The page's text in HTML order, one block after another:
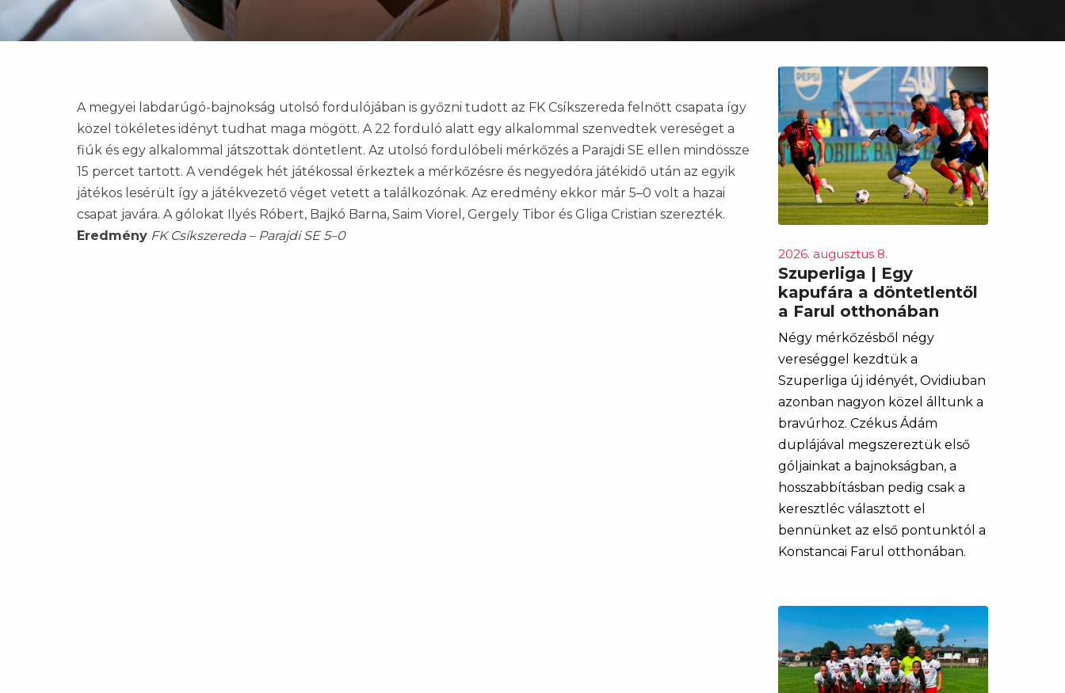
A megyei labdarúgó-bajnokság utolsó fordulójában is győzni tudott az FK Csíkszereda felnőtt csapata így
közel tökéletes idényt tudhat maga mögött. A 22 forduló alatt egy alkalommal szenvedtek vereséget a
fiúk és egy alkalommal játszottak döntetlent. Az utolsó fordulóbeli mérkőzés a Parajdi SE ellen mindössze
15 percet tartott. A vendégek hét játékossal érkeztek a mérkőzésre és negyedóra játékidő után az egyik
játékos lesérült így a játékvezető véget vetett a találkozónak. Az eredmény ekkor már 5–0 volt a hazai
csapat javára. A gólokat Ilyés Róbert, Bajkó Barna, Saim Viorel, Gergely Tibor és Gliga Cristian szerezték.
Eredmény FK Csíkszereda – Parajdi SE 5–0
2026. augusztus 8.
Szuperliga | Egy
kapufára a döntetlentől
a Farul otthonában
Négy mérkőzésből négy
vereséggel kezdtük a
Szuperliga új idényét, Ovidiuban
azonban nagyon közel álltunk a
bravúrhoz. Czékus Ádám
duplájával megszereztük első
góljainkat a bajnokságban, a
hosszabbításban pedig csak a
keresztléc választott el
bennünket az első pontunktól a
Konstancai Farul otthonában.